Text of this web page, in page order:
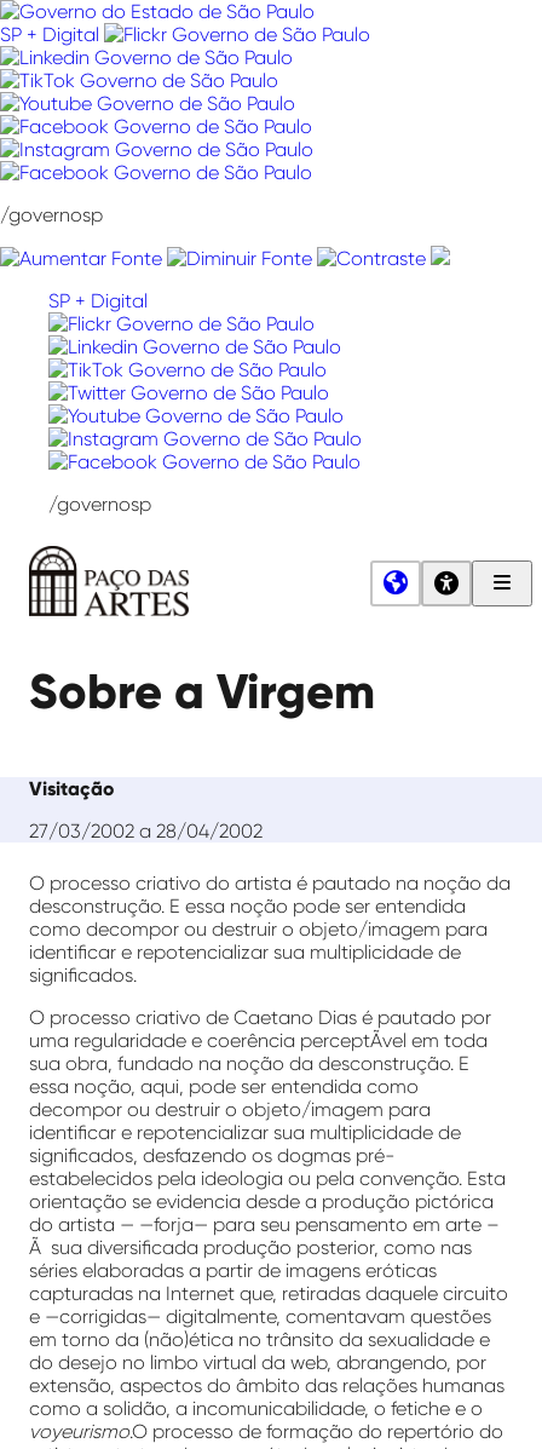
Pular
para
o
conteúdo
SP + Digital
/governosp
SP + Digital
/governosp
Artes
Sobre a Virgem
Visitação
27/03/2002 a 28/04/2002
O processo criativo do artista é pautado na noção da
desconstrução. E essa noção pode ser entendida
como decompor ou destruir o objeto/imagem para
identificar e repotencializar sua multiplicidade de
significados.
O processo criativo de Caetano Dias é pautado por
uma regularidade e coerência perceptÃ­vel em toda
sua obra, fundado na noção da desconstrução. E
essa noção, aqui, pode ser entendida como
decompor ou destruir o objeto/imagem para
identificar e repotencializar sua multiplicidade de
significados, desfazendo os dogmas pré-
estabelecidos pela ideologia ou pela convenção. Esta
orientação se evidencia desde a produção pictórica
do artista — —forja— para seu pensamento em arte –
Ã sua diversificada produção posterior, como nas
séries elaboradas a partir de imagens eróticas
capturadas na Internet que, retiradas daquele circuito
e —corrigidas— digitalmente, comentavam questões
em torno da (não)ética no trânsito da sexualidade e
do desejo no limbo virtual da web, abrangendo, por
extensão, aspectos do âmbito das relações humanas
como a solidão, a incomunicabilidade, o fetiche e o
voyeurismo.O processo de formação do repertório do